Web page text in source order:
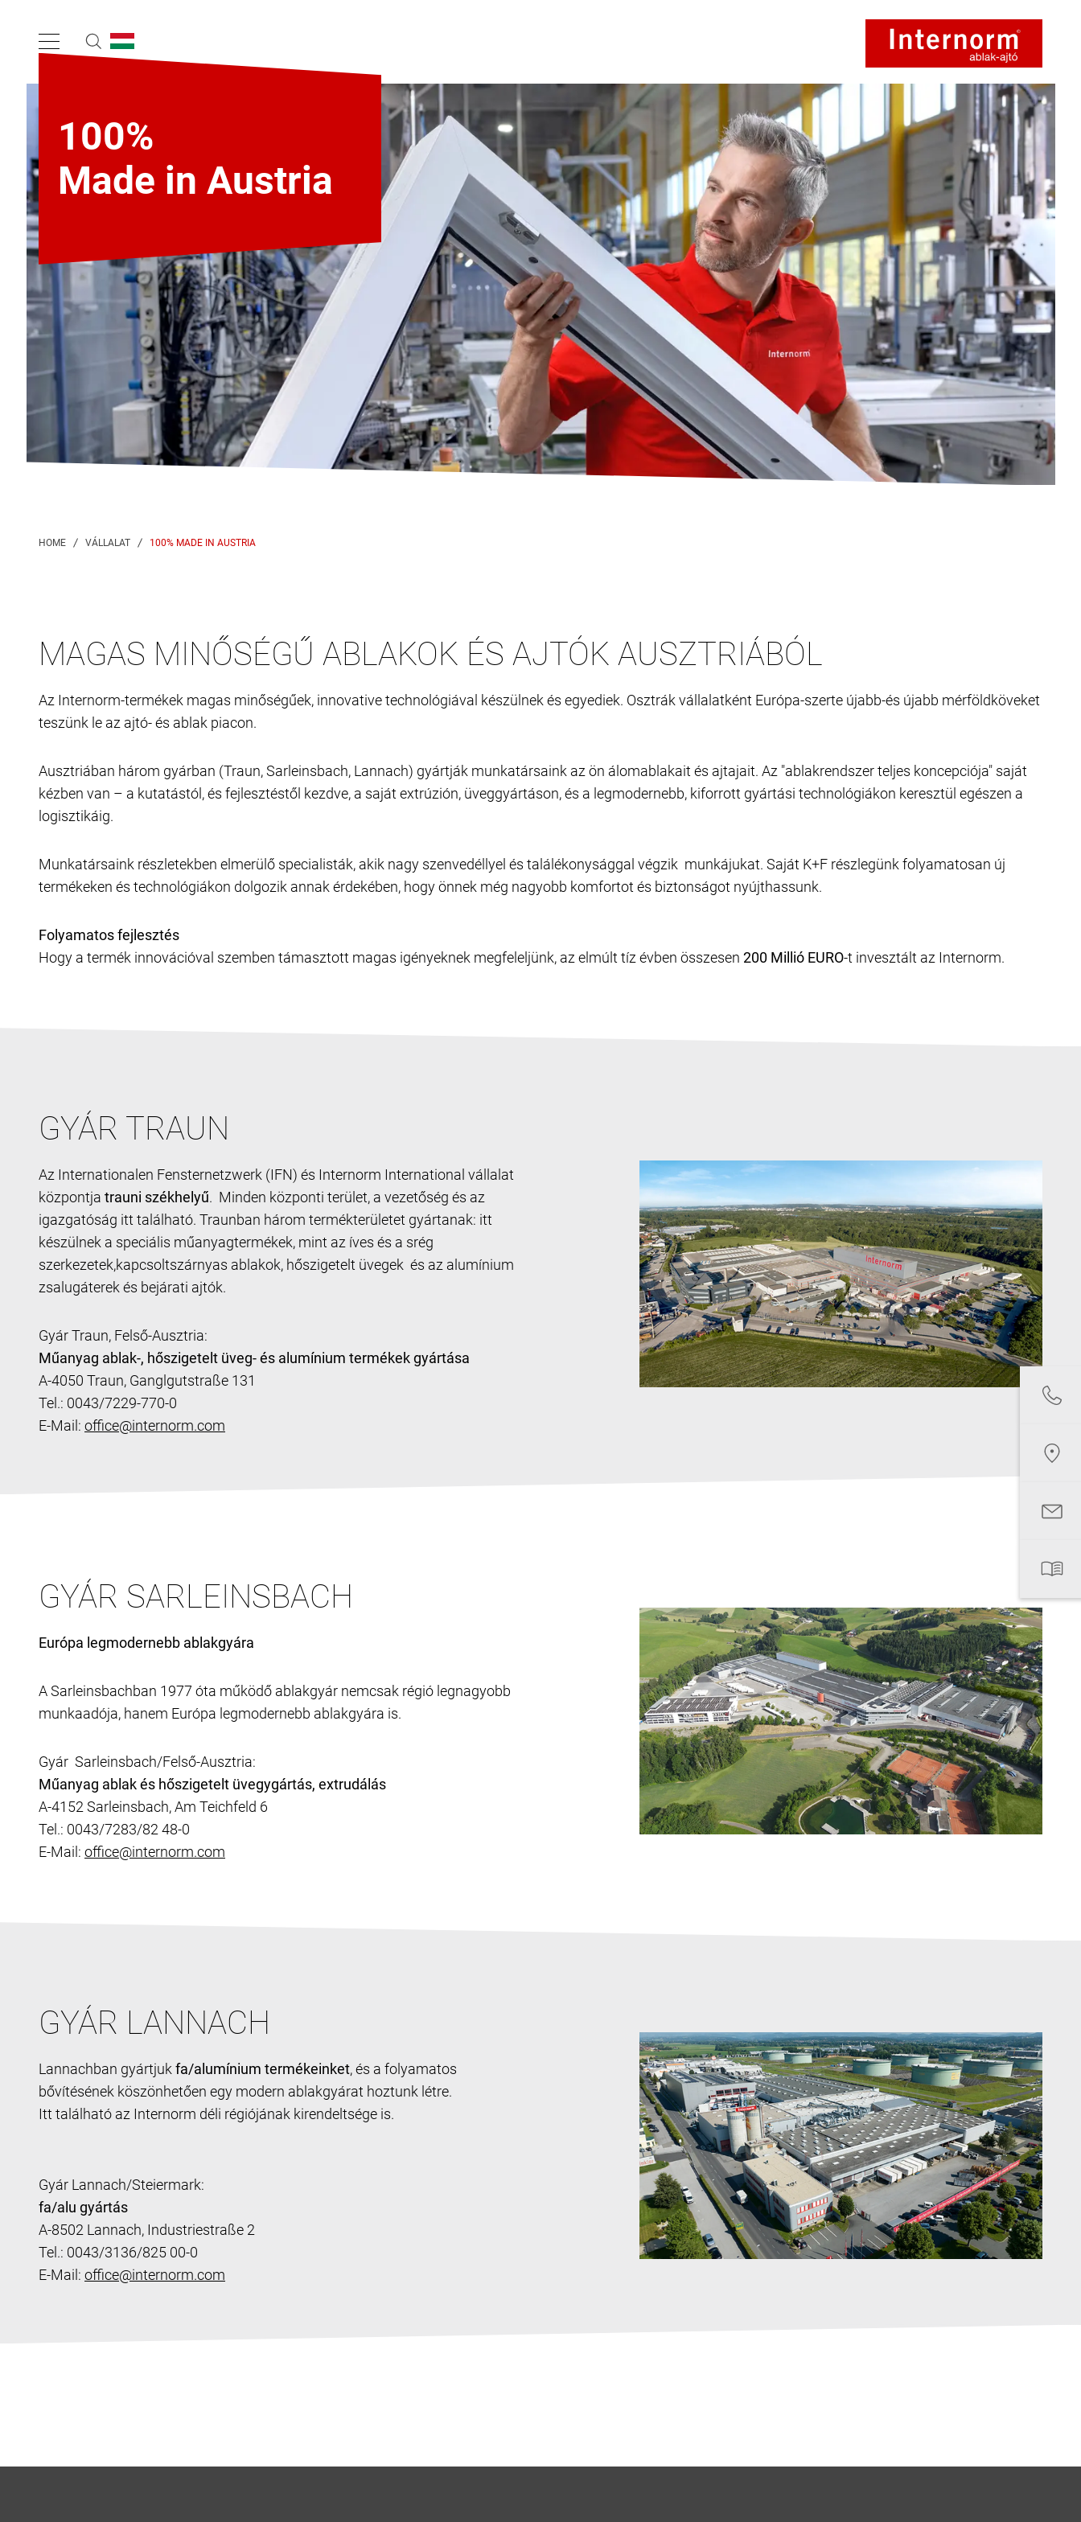
100%
Made in Austria
100% MADE IN AUSTRIA
MAGAS MINŐSÉGŰ ABLAKOK ÉS AJTÓK AUSZTRIÁBÓL
Az Internorm-termékek magas minőségűek, innovative technológiával készülnek és egyediek. Osztrák vállalatként Európa-szerte újabb-és újabb mérföldköveket
teszünk le az ajtó- és ablak piacon.
Ausztriában három gyárban (Traun, Sarleinsbach, Lannach) gyártják munkatársaink az ön álomablakait és ajtajait. Az "ablakrendszer teljes koncepciója" saját
kézben van – a kutatástól, és fejlesztéstől kezdve, a saját extrúzión, üveggyártáson, és a legmodernebb, kiforrott gyártási technológiákon keresztül egészen a
logisztikáig.
Munkatársaink részletekben elmerülő specialisták, akik nagy szenvedéllyel és találékonysággal végzik munkájukat. Saját K+F részlegünk folyamatosan új
termékeken és technológiákon dolgozik annak érdekében, hogy önnek még nagyobb komfortot és biztonságot nyújthassunk.
Folyamatos fejlesztés
Hogy a termék innovációval szemben támasztott magas igényeknek megfeleljünk, az elmúlt tíz évben összesen 200 Millió EURO-t invesztált az Internorm.
GYÁR TRAUN
Az Internationalen Fensternetzwerk (IFN) és Internorm International vállalat
központja trauni székhelyű. Minden központi terület, a vezetőség és az
igazgatóság itt található. Traunban három termékterületet gyártanak: itt
készülnek a speciális műanyagtermékek, mint az íves és a srég
szerkezetek,kapcsoltszárnyas ablakok, hőszigetelt üvegek és az alumínium
zsalugáterek és bejárati ajtók.
Gyár Traun, Felső-Ausztria:
Műanyag ablak-, hőszigetelt üveg- és alumínium termékek gyártása
A-4050 Traun, Ganglgutstraße 131
Tel.: 0043/7229-770-0
E-Mail: office@internorm.com
GYÁR SARLEINSBACH
Európa legmodernebb ablakgyára
A Sarleinsbachban 1977 óta működő ablakgyár nemcsak régió legnagyobb
munkaadója, hanem Európa legmodernebb ablakgyára is.
Gyár Sarleinsbach/Felső-Ausztria:
Műanyag ablak és hőszigetelt üvegygártás, extrudálás
A-4152 Sarleinsbach, Am Teichfeld 6
Tel.: 0043/7283/82 48-0
E-Mail: office@internorm.com
GYÁR LANNACH
Lannachban gyártjuk fa/alumínium termékeinket, és a folyamatos
bővítésének köszönhetően egy modern ablakgyárat hoztunk létre.
Itt található az Internorm déli régiójának kirendeltsége is.
Gyár Lannach/Steiermark:
fa/alu gyártás
A-8502 Lannach, Industriestraße 2
Tel.: 0043/3136/825 00-0
E-Mail: office@internorm.com